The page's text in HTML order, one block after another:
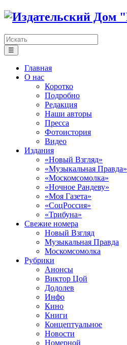
☰
Главная
О нас
Коротко
Подробно
Редакция
Наши авторы
Пресса
Фотоистория
Видео
Издания
«Новый Взгляд»
«Музыкальная Правда»
«Москомсомолка»
«Ночное Рандеву»
«Моя Газета»
«СоцРоссия»
«Трибуна»
Свежие номера
Новый Взгляд
Музыкальная Правда
Москомсомолка
Рубрики
Анонсы
Виктор Цой
Додолев
Инфо
Кино
Книги
Концептуальное
Новости
Номерной